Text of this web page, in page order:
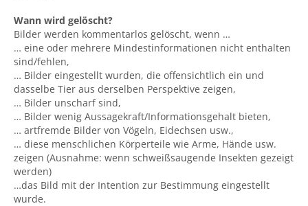
Wann wird gelöscht?
Bilder werden kommentarlos gelöscht, wenn …
… eine oder mehrere Mindestinformationen nicht enthalten
sind/fehlen,
… Bilder eingestellt wurden, die offensichtlich ein und
dasselbe Tier aus derselben Perspektive zeigen,
… Bilder unscharf sind,
… Bilder wenig Aussagekraft/Informationsgehalt bieten,
… artfremde Bilder von Vögeln, Eidechsen usw.,
… diese menschlichen Körperteile wie Arme, Hände usw.
zeigen (Ausnahme: wenn schweißsaugende Insekten gezeigt
werden)
…das Bild mit der Intention zur Bestimmung eingestellt
wurde.